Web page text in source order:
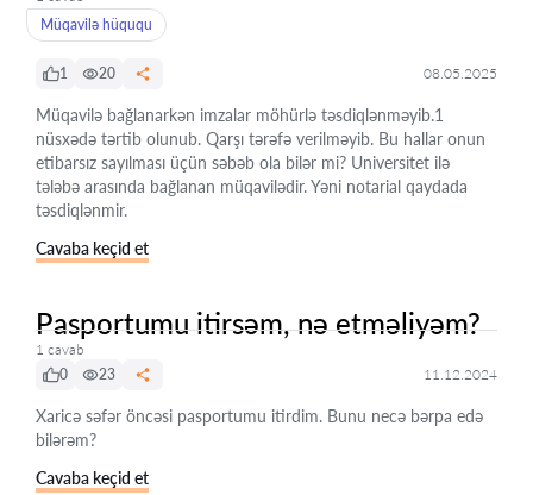
Müqavilə hüququ
1 20 08.05.2025
Müqavilə bağlanarkən imzalar möhürlə təsdiqlənməyib.1
nüsxədə tərtib olunub. Qarşı tərəfə verilməyib. Bu hallar onun
etibarsız sayılması üçün səbəb ola bilər mi? Universitet ilə
tələbə arasında bağlanan müqavilədir. Yəni notarial qaydada
təsdiqlənmir.
Cavaba keçid et
Pasportumu itirsəm, nə etməliyəm?
1 cavab
0
23 11.12.2024
Xaricə səfər öncəsi pasportumu itirdim. Bunu necə bərpa edə
bilərəm?
Cavaba keçid et